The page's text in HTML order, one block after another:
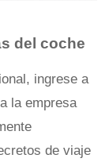
del coche
ingrese a
la empresa
de viaje